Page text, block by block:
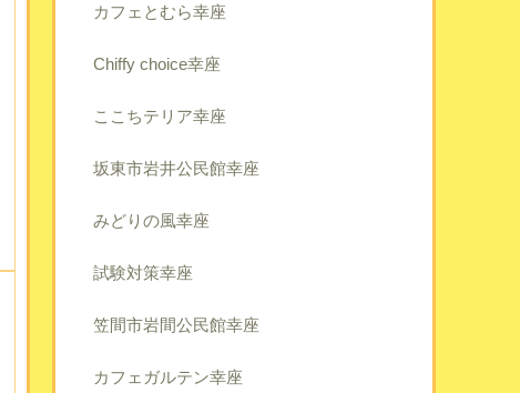
カフェとむら幸座
Chiffy choice幸座
ここちテリア幸座
坂東市岩井公民館幸座
みどりの風幸座
試験対策幸座
笠間市岩間公民館幸座
カフェガルテン幸座